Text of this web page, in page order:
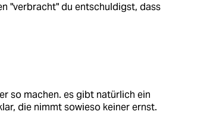
"verbracht" du entschuldigst, dass
so machen. es gibt natürlich ein
die nimmt sowieso keiner ernst.